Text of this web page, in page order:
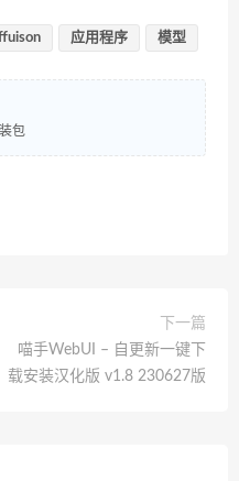
应用程序 模型
包
下一篇
喵手WebUI – 自更新一键下
载安装汉化版 v1.8 230627版